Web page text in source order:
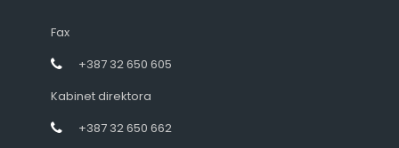
Fax
+387 32 650 605
Kabinet direktora
+387 32 650 662